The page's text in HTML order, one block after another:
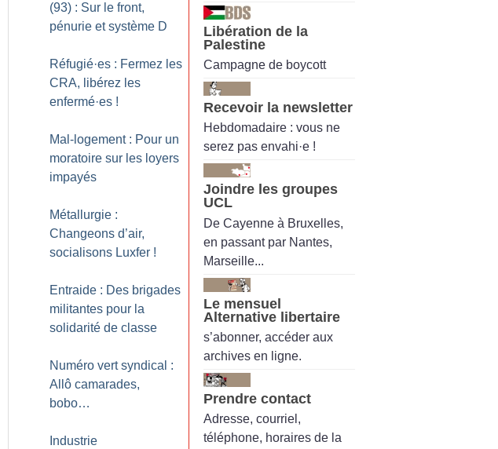
(93) : Sur le front,
pénurie et système D
Réfugié·es : Fermez les
CRA, libérez les
enfermé·es !
Mal-logement : Pour un
moratoire sur les loyers
impayés
Métallurgie :
Changeons d’air,
socialisons Luxfer !
Entraide : Des brigades
militantes pour la
solidarité de classe
Numéro vert syndical :
Allô camarades,
bobo…
Industrie
Libération de la
Palestine
Campagne de boycott
Recevoir la newsletter
Hebdomadaire : vous ne
serez pas envahi·e !
Joindre les groupes
UCL
De Cayenne à Bruxelles,
en passant par Nantes,
Marseille...
Le mensuel
Alternative libertaire
s’abonner, accéder aux
archives en ligne.
Prendre contact
Adresse, courriel,
téléphone, horaires de la